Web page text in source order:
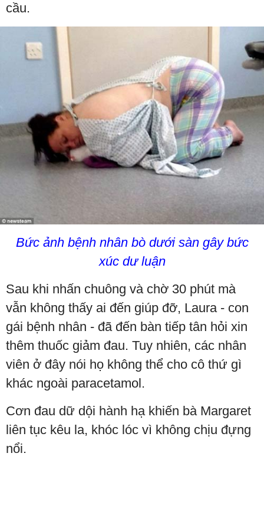
cầu.
Bức ảnh bệnh nhân bò dưới sàn gây bức
xúc dư luận
Sau khi nhấn chuông và chờ 30 phút mà
vẫn không thấy ai đến giúp đỡ, Laura - con
gái bệnh nhân - đã đến bàn tiếp tân hỏi xin
thêm thuốc giảm đau. Tuy nhiên, các nhân
viên ở đây nói họ không thể cho cô thứ gì
khác ngoài paracetamol.
Cơn đau dữ dội hành hạ khiến bà Margaret
liên tục kêu la, khóc lóc vì không chịu đựng
nổi.